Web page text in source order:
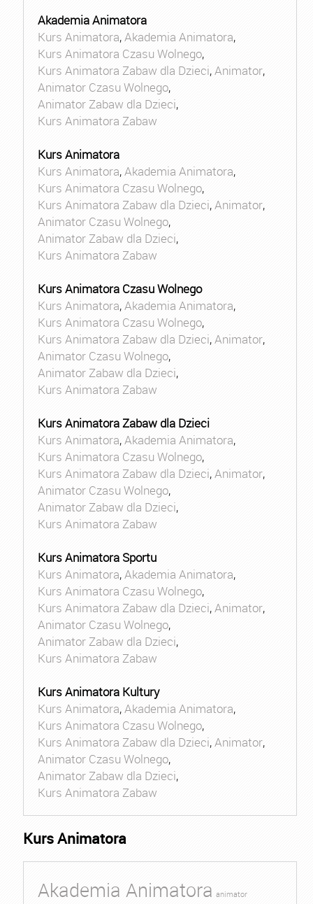
Akademia Animatora
Kurs Animatora,Akademia Animatora,
Kurs Animatora Czasu Wolnego,
Kurs Animatora Zabaw dla Dzieci,Animator,
Animator Czasu Wolnego,
Animator Zabaw dla Dzieci,
Kurs Animatora Zabaw
Kurs Animatora
Kurs Animatora,Akademia Animatora,
Kurs Animatora Czasu Wolnego,
Kurs Animatora Zabaw dla Dzieci,Animator,
Animator Czasu Wolnego,
Animator Zabaw dla Dzieci,
Kurs Animatora Zabaw
Kurs Animatora Czasu Wolnego
Kurs Animatora,Akademia Animatora,
Kurs Animatora Czasu Wolnego,
Kurs Animatora Zabaw dla Dzieci,Animator,
Animator Czasu Wolnego,
Animator Zabaw dla Dzieci,
Kurs Animatora Zabaw
Kurs Animatora Zabaw dla Dzieci
Kurs Animatora,Akademia Animatora,
Kurs Animatora Czasu Wolnego,
Kurs Animatora Zabaw dla Dzieci,Animator,
Animator Czasu Wolnego,
Animator Zabaw dla Dzieci,
Kurs Animatora Zabaw
Kurs Animatora Sportu
Kurs Animatora,Akademia Animatora,
Kurs Animatora Czasu Wolnego,
Kurs Animatora Zabaw dla Dzieci,Animator,
Animator Czasu Wolnego,
Animator Zabaw dla Dzieci,
Kurs Animatora Zabaw
Kurs Animatora Kultury
Kurs Animatora,Akademia Animatora,
Kurs Animatora Czasu Wolnego,
Kurs Animatora Zabaw dla Dzieci,Animator,
Animator Czasu Wolnego,
Animator Zabaw dla Dzieci,
Kurs Animatora Zabaw
Kurs Animatora
Akademia Animatora animator